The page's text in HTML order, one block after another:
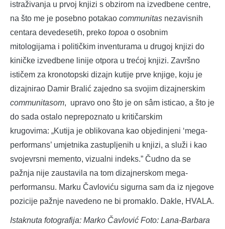
istraživanja u prvoj knjizi s obzirom na izvedbene centre,
na što me je posebno potakao communitas nezavisnih
centara devedesetih, preko topoa o osobnim
mitologijama i političkim inventurama u drugoj knjizi do
kiničke izvedbene linije otpora u trećoj knjizi. Završno
ističem za kronotopski dizajn kutije prve knjige, koju je
dizajnirao Damir Bralić zajedno sa svojim dizajnerskim
communitasom, upravo ono što je on sâm isticao, a što je
do sada ostalo neprepoznato u kritičarskim
krugovima: „Kutija je oblikovana kao objedinjeni ‘mega-
performans’ umjetnika zastupljenih u knjizi, a služi i kao
svojevrsni memento, vizualni indeks.” Čudno da se
pažnja nije zaustavila na tom dizajnerskom mega-
performansu. Marku Čavloviću sigurna sam da iz njegove
pozicije pažnje navedeno ne bi promaklo. Dakle, HVALA.
Istaknuta fotografija: Marko Čavlović Foto: Lana-Barbara